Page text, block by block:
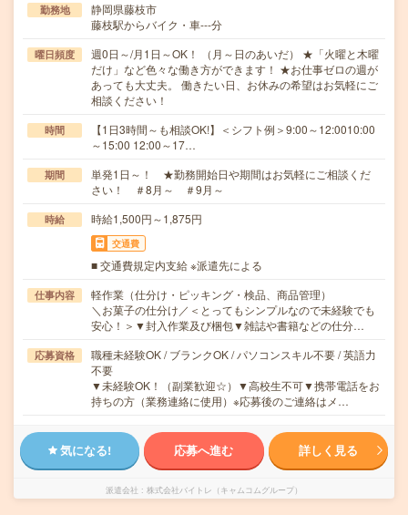
勤務地
静岡県藤枝市
藤枝駅からバイク・車---分
曜日頻度
週0日～/月1日～OK！ （月～日のあいだ） ★「火曜と木曜
だけ」など色々な働き方ができます！ ★お仕事ゼロの週が
あっても大丈夫。 働きたい日、お休みの希望はお気軽にご
相談ください！
時間
【1日3時間～も相談OK!】＜シフト例＞9:00～12:0010:00
～15:00 12:00～17…
期間
単発1日～！ ★勤務開始日や期間はお気軽にご相談くだ
さい！ ＃8月～ ＃9月～
時給 時給1,500円～1,875円
交通費
■ 交通費規定内支給 ※派遣先による
仕事内容
軽作業（仕分け・ピッキング・検品、商品管理）
＼お菓子の仕分け／＜とってもシンプルなので未経験でも
安心！＞▼封入作業及び梱包▼雑誌や書籍などの仕分…
応募資格
職種未経験OK / ブランクOK / パソコンスキル不要 / 英語力
不要
▼未経験OK！（副業歓迎☆）▼高校生不可▼携帯電話をお
持ちの方（業務連絡に使用）※応募後のご連絡はメ…
気になる! 応募へ進む 詳しく見る
派遣会社 株式会社バイトレ（キャムコムグループ）